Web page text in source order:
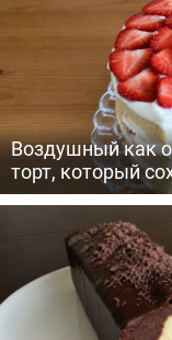
Воздушный как
торт, который